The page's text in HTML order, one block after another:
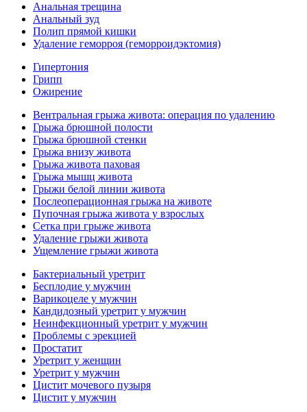
Анальная трещина
Анальный зуд
Полип прямой кишки
Удаление геморроя (геморроидэктомия)
Гипертония
Грипп
Ожирение
Вентральная грыжа живота: операция по удалению
Грыжа брюшной полости
Грыжа брюшной стенки
Грыжа внизу живота
Грыжа живота паховая
Грыжа мышц живота
Грыжи белой линии живота
Послеоперационная грыжа на животе
Пупочная грыжа живота у взрослых
Сетка при грыже живота
Удаление грыжи живота
Ущемление грыжи живота
Бактериальный уретрит
Бесплодие у мужчин
Варикоцеле у мужчин
Кандидозный уретрит у мужчин
Неинфекционный уретрит у мужчин
Проблемы с эрекцией
Простатит
Уретрит у женщин
Уретрит у мужчин
Цистит мочевого пузыря
Цистит у мужчин